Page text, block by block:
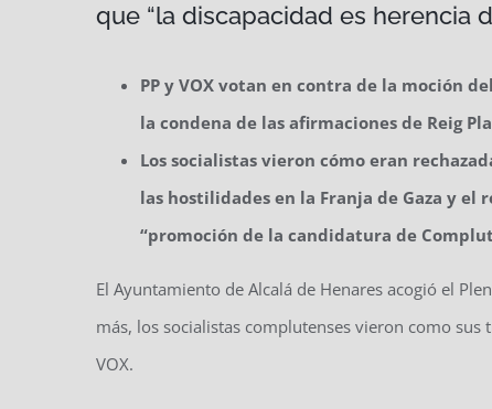
que “la discapacidad es herencia
PP y VOX votan en contra de la moción
la condena de las afirmaciones de Reig
Los socialistas vieron cómo eran
las hostilidades en la Franja de Gaza y
“promoción de la candidatura de
El Ayuntamiento de Alcalá de Henares acogió el
más, los socialistas complutenses vieron como
VOX.